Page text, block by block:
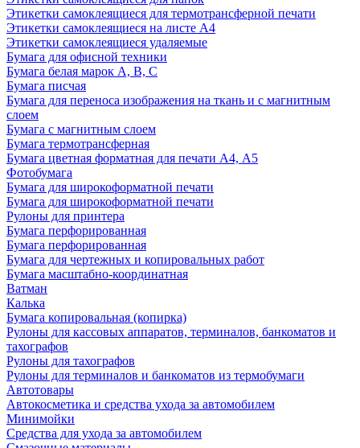
Этикетки самоклеящиеся для термотрансферной печати
Этикетки самоклеящиеся на листе А4
Этикетки самоклеящиеся удаляемые
Бумага для офисной техники
Бумага белая марок А, В, С
Бумага писчая
Бумага для переноса изображения на ткань и с магнитным
слоем
Бумага с магнитным слоем
Бумага термотрансферная
Бумага цветная форматная для печати А4, А5
Фотобумага
Бумага для широкоформатной печати
Бумага для широкоформатной печати
Рулоны для принтера
Бумага перфорированная
Бумага перфорированная
Бумага для чертежных и копировальных работ
Бумага масштабно-координатная
Ватман
Калька
Бумага копировальная (копирка)
Рулоны для кассовых аппаратов, терминалов, банкоматов и
тахографов
Рулоны для тахографов
Рулоны для терминалов и банкоматов из термобумаги
Автотовары
Автокосметика и средства ухода за автомобилем
Минимойки
Средства для ухода за автомобилем